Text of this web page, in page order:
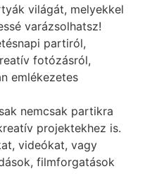
világát, melyekkel
varázsolhatsz!
partiról,
fotózásról,
emlékezetes
nemcsak partikra
projektekhez is.
videókat, vagy
filmforgatások